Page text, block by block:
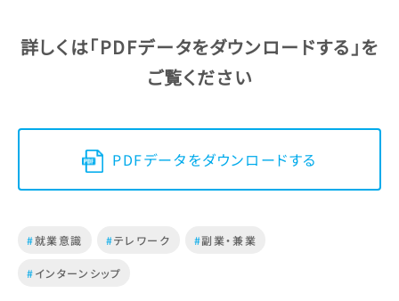
詳しくは「PDFデータをダウンロードする」を
ご覧ください
PDFデータをダウンロードする
#就業意識 #テレワーク #副業・兼業
#インターンシップ